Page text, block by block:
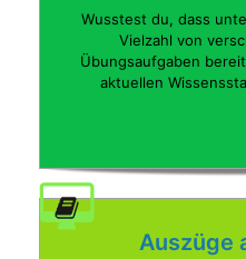
Wusstest du, dass
Vielzahl von
Übungsaufgaben
aktuellen
Auszüge